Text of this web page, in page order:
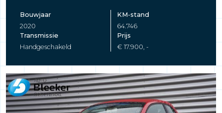
Bouwjaar
2020
KM-stand
64.746
Transmissie
Handgeschakeld
Prijs
€ 17.900, -